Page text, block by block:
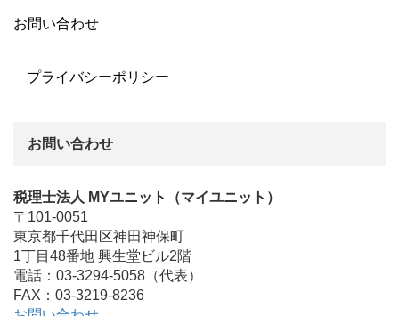
お問い合わせ
プライバシーポリシー
お問い合わせ
税理士法人 MYユニット（マイユニット）
〒101-0051
東京都千代田区神田神保町
1丁目48番地 興生堂ビル2階
電話：03-3294-5058（代表）
FAX：03-3219-8236